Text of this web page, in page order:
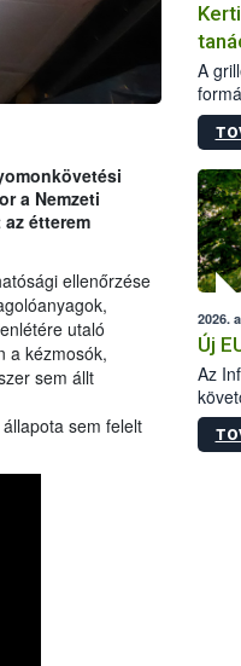
a Nemzeti
étterem
ellenőrzése
utaló
a kézmosók,
sem állt
sem felelt
A
a
2026.
Új
Az